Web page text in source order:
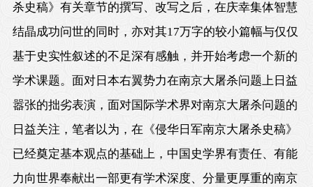
杀史稿》有关章节的撰写、改写之后，在庆幸集体智慧
结晶成功问世的同时，亦对其17万字的较小篇幅与仅仅
基于史实性叙述的不足深有感触，并开始考虑一个新的
学术课题。面对日本右翼势力在南京大屠杀问题上日益
嚣张的拙劣表演，面对国际学术界对南京大屠杀问题的
日益关注，笔者以为，在《侵华日军南京大屠杀史稿》
已经奠定基本观点的基础上，中国史学界有责任、有能
力向世界奉献出一部更有学术深度、分量更厚重的南京